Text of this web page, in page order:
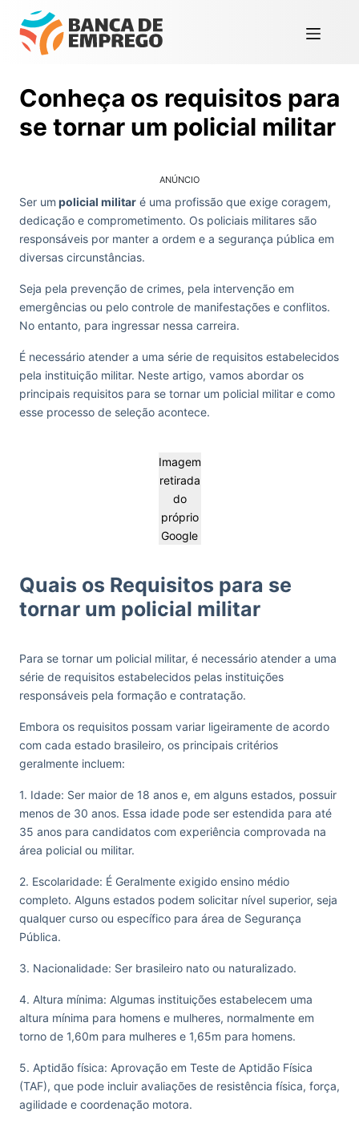
Conheça os requisitos para
se tornar um policial militar
ANÚNCIO
Ser um policial militar é uma profissão que exige coragem,
dedicação e comprometimento. Os policiais militares são
responsáveis por manter a ordem e a segurança pública em
diversas circunstâncias.
Seja pela prevenção de crimes, pela intervenção em
emergências ou pelo controle de manifestações e conflitos.
No entanto, para ingressar nessa carreira.
É necessário atender a uma série de requisitos estabelecidos
pela instituição militar. Neste artigo, vamos abordar os
principais requisitos para se tornar um policial militar e como
esse processo de seleção acontece.
Imagem
retirada
do
próprio
Google
Quais os Requisitos para se
tornar um policial militar
Para se tornar um policial militar, é necessário atender a uma
série de requisitos estabelecidos pelas instituições
responsáveis pela formação e contratação.
Embora os requisitos possam variar ligeiramente de acordo
com cada estado brasileiro, os principais critérios
geralmente incluem:
1. Idade: Ser maior de 18 anos e, em alguns estados, possuir
menos de 30 anos. Essa idade pode ser estendida para até
35 anos para candidatos com experiência comprovada na
área policial ou militar.
2. Escolaridade: É Geralmente exigido ensino médio
completo. Alguns estados podem solicitar nível superior, seja
qualquer curso ou específico para área de Segurança
Pública.
3. Nacionalidade: Ser brasileiro nato ou naturalizado.
4. Altura mínima: Algumas instituições estabelecem uma
altura mínima para homens e mulheres, normalmente em
torno de 1,60m para mulheres e 1,65m para homens.
5. Aptidão física: Aprovação em Teste de Aptidão Física
(TAF), que pode incluir avaliações de resistência física, força,
agilidade e coordenação motora.